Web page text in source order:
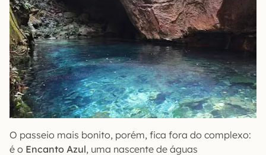
O passeio mais bonito, porém, fica fora do complexo:
é o Encanto Azul, uma nascente de águas